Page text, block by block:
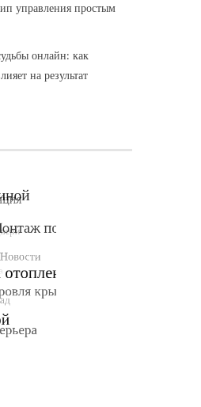
управления простым
онлайн: как
на результат